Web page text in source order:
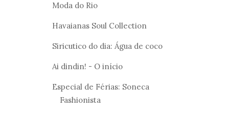
Moda do Rio
Havaianas Soul Collection
Siricutico do dia: Água de coco
Ai dindin! - O início
Especial de Férias: Soneca
Fashionista